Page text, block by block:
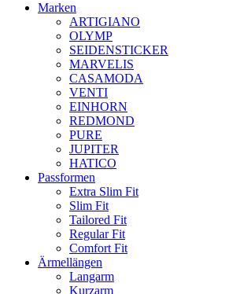
Marken
ARTIGIANO
OLYMP
SEIDENSTICKER
MARVELIS
CASAMODA
VENTI
EINHORN
REDMOND
PURE
JUPITER
HATICO
Passformen
Extra Slim Fit
Slim Fit
Tailored Fit
Regular Fit
Comfort Fit
Ärmellängen
Langarm
Kurzarm